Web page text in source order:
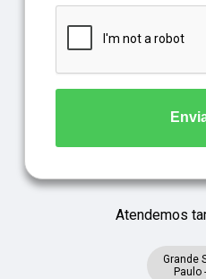
Atendemos
Grande
Paulo